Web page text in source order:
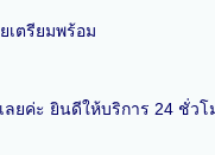
ตรียมพร้อม
ยค่ะ ยินดีให้บริการ 24 ชั่วโ